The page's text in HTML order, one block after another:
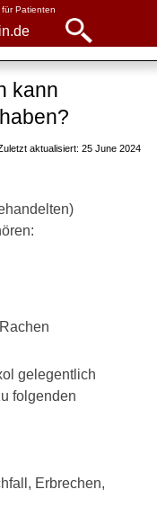
Patienten
kann
aktualisiert: 25 June 2024
gelegentlich
folgenden
Erbrechen,